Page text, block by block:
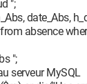
";
date_Abs,
absence
";
serveur MySQL